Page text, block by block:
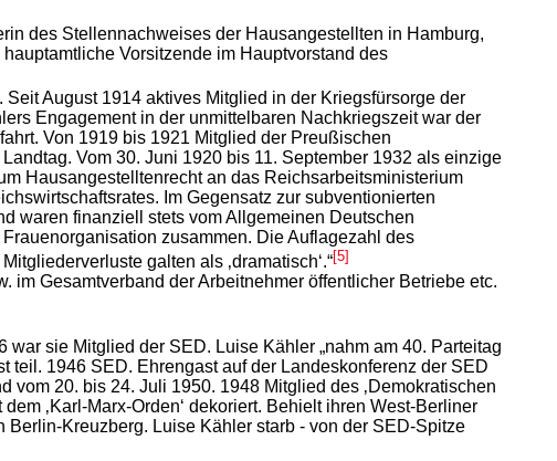
des Stellennachweises der Hausangestellten in Hamburg,
Vorsitzende im Hauptvorstand des
August 1914 aktives Mitglied in der Kriegsfürsorge der
Engagement in der unmittelbaren Nachkriegszeit war der
Von 1919 bis 1921 Mitglied der Preußischen
Vom 30. Juni 1920 bis 11. September 1932 als einzige
Hausangestelltenrecht an das Reichsarbeitsministerium
Im Gegensatz zur subventionierten
waren finanziell stets vom Allgemeinen Deutschen
zusammen. Die Auflagezahl des
galten als ‚dramatisch‘.“[5]
im Gesamtverband der Arbeitnehmer öffentlicher Betriebe etc.
sie Mitglied der SED. Luise Kähler „nahm am 40. Parteitag
teil. 1946 SED. Ehrengast auf der Landeskonferenz der SED
20. bis 24. Juli 1950. 1948 Mitglied des ‚Demokratischen
‚Karl-Marx-Orden‘ dekoriert. Behielt ihren West-Berliner
Kreuzberg. Luise Kähler starb - von der SED-Spitze